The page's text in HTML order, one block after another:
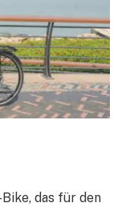
das für den